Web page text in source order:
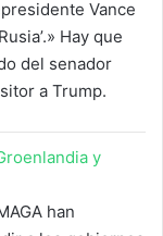
Vance
Hay que
del senador
a Trump.
y
han